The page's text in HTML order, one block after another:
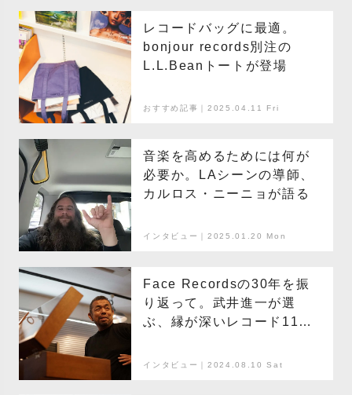
レコードバッグに最適。
bonjour records別注の
L.L.Beanトートが登場
おすすめ記事｜2025.04.11 Fri
音楽を高めるためには何が
必要か。LAシーンの導師、
カルロス・ニーニョが語る
インタビュー｜2025.01.20 Mon
Face Recordsの30年を振
り返って。武井進一が選
ぶ、縁が深いレコード11選
インタビュー｜2024.08.10 Sat